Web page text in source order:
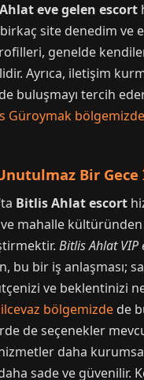
eve gelen escort
site denedim ve
genelde
Ayrıca, iletişim
buluşmayı tercih
Güroymak
Bir
Bitlis Ahlat escort
mahalle
Bitlis Ahlat VIP
bu bir iş anlaşması;
ve beklentinizi
bölgemizde de
de seçenekler
daha
sade ve güvenilir.